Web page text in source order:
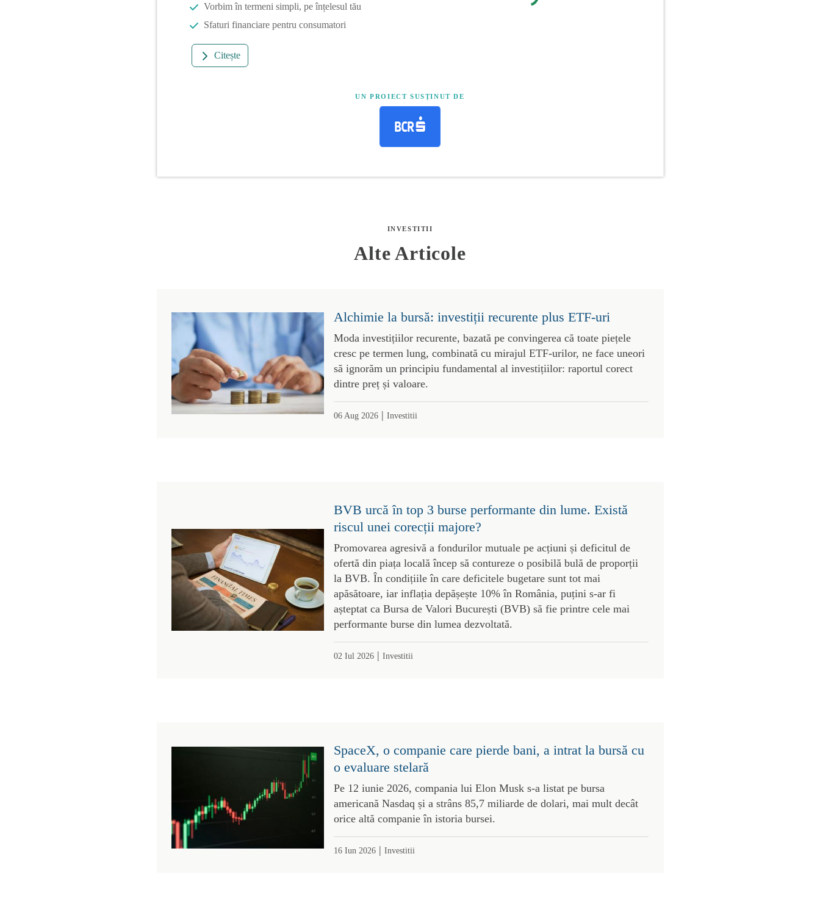
Vorbim în termeni simpli, pe înțelesul tău
Sfaturi financiare pentru consumatori
Citește
UN PROIECT SUSȚINUT DE
INVESTITII
Alte Articole
Alchimie la bursă: investiții recurente plus ETF-uri
Moda investițiilor recurente, bazată pe convingerea că toate piețele
cresc pe termen lung, combinată cu mirajul ETF-urilor, ne face uneori
să ignorăm un principiu fundamental al investițiilor: raportul corect
dintre preț și valoare.
06 Aug 2026| Investitii
BVB urcă în top 3 burse performante din lume. Există
riscul unei corecții majore?
Promovarea agresivă a fondurilor mutuale pe acțiuni și deficitul de
ofertă din piața locală încep să contureze o posibilă bulă de proporții
la BVB. În condițiile în care deficitele bugetare sunt tot mai
apăsătoare, iar inflația depășește 10% în România, puțini s-ar fi
așteptat ca Bursa de Valori București (BVB) să fie printre cele mai
performante burse din lumea dezvoltată.
02 Iul 2026| Investitii
SpaceX, o companie care pierde bani, a intrat la bursă cu
o evaluare stelară
Pe 12 iunie 2026, compania lui Elon Musk s-a listat pe bursa
americană Nasdaq și a strâns 85,7 miliarde de dolari, mai mult decât
orice altă companie în istoria bursei.
16 Iun 2026| Investitii